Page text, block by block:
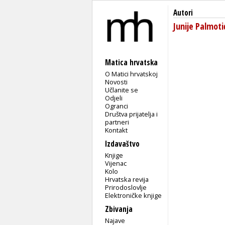
Matica hrvatska
O Matici hrvatskoj
Novosti
Učlanite se
Odjeli
Ogranci
Društva prijatelja i
partneri
Kontakt
Izdavaštvo
Knjige
Vijenac
Kolo
Hrvatska revija
Prirodoslovlje
Elektroničke knjige
Zbivanja
Najave
Autori
Junije